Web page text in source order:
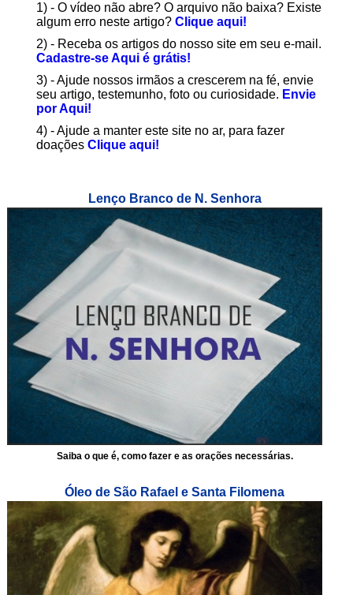
1) - O vídeo não abre? O arquivo não baixa? Existe
algum erro neste artigo? Clique aqui!
2) - Receba os artigos do nosso site em seu e-mail.
Cadastre-se Aqui é grátis!
3) - Ajude nossos irmãos a crescerem na fé, envie
seu artigo, testemunho, foto ou curiosidade. Envie
por Aqui!
4) - Ajude a manter este site no ar, para fazer
doações Clique aqui!
Lenço Branco de N. Senhora
Saiba o que é, como fazer e as orações necessárias.
Óleo de São Rafael e Santa Filomena